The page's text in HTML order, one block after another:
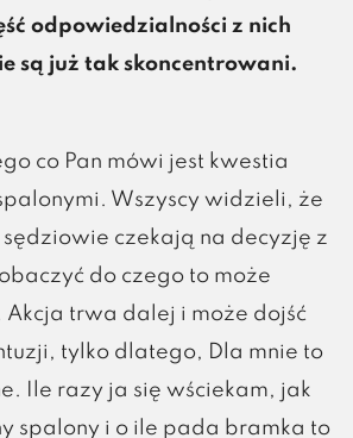
odpowiedzialności z nich
są już tak skoncentrowani.
co Pan mówi jest kwestia
Wszyscy widzieli, że
sędziowie czekają na decyzję z
do czego to może
trwa dalej i może dojść
tylko dlatego, Dla mnie to
Ile razy ja się wściekam, jak
spalony i o ile pada bramka to